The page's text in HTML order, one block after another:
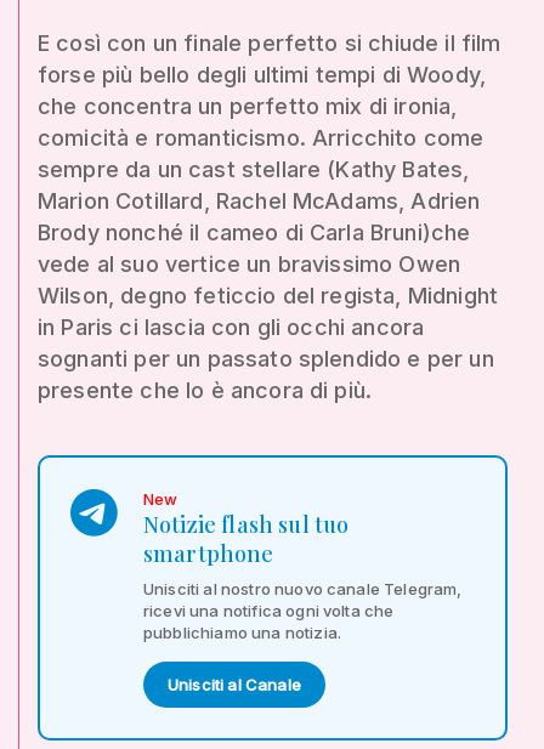
E così con un finale perfetto si chiude il film
forse più bello degli ultimi tempi di Woody,
che concentra un perfetto mix di ironia,
comicità e romanticismo. Arricchito come
sempre da un cast stellare (Kathy Bates,
Marion Cotillard, Rachel McAdams, Adrien
Brody nonché il cameo di Carla Bruni)che
vede al suo vertice un bravissimo Owen
Wilson, degno feticcio del regista, Midnight
in Paris ci lascia con gli occhi ancora
sognanti per un passato splendido e per un
presente che lo è ancora di più.
New
Notizie flash sul tuo
smartphone
Unisciti al nostro nuovo canale Telegram,
ricevi una notifica ogni volta che
pubblichiamo una notizia.
Unisciti al Canale